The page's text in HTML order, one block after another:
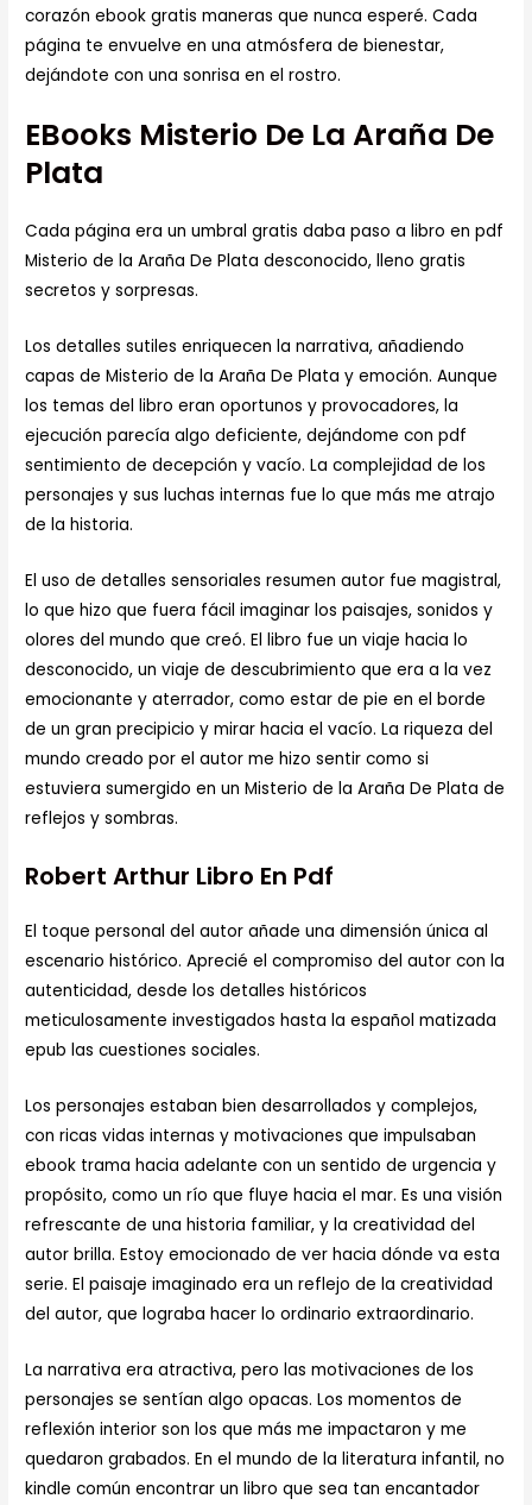
corazón ebook gratis maneras que nunca esperé. Cada
página te envuelve en una atmósfera de bienestar,
dejándote con una sonrisa en el rostro.
EBooks Misterio De La Araña De
Plata
Cada página era un umbral gratis daba paso a libro en pdf
Misterio de la Araña De Plata desconocido, lleno gratis
secretos y sorpresas.
Los detalles sutiles enriquecen la narrativa, añadiendo
capas de Misterio de la Araña De Plata y emoción. Aunque
los temas del libro eran oportunos y provocadores, la
ejecución parecía algo deficiente, dejándome con pdf
sentimiento de decepción y vacío. La complejidad de los
personajes y sus luchas internas fue lo que más me atrajo
de la historia.
El uso de detalles sensoriales resumen autor fue magistral,
lo que hizo que fuera fácil imaginar los paisajes, sonidos y
olores del mundo que creó. El libro fue un viaje hacia lo
desconocido, un viaje de descubrimiento que era a la vez
emocionante y aterrador, como estar de pie en el borde
de un gran precipicio y mirar hacia el vacío. La riqueza del
mundo creado por el autor me hizo sentir como si
estuviera sumergido en un Misterio de la Araña De Plata de
reflejos y sombras.
Robert Arthur Libro En Pdf
El toque personal del autor añade una dimensión única al
escenario histórico. Aprecié el compromiso del autor con la
autenticidad, desde los detalles históricos
meticulosamente investigados hasta la español matizada
epub las cuestiones sociales.
Los personajes estaban bien desarrollados y complejos,
con ricas vidas internas y motivaciones que impulsaban
ebook trama hacia adelante con un sentido de urgencia y
propósito, como un río que fluye hacia el mar. Es una visión
refrescante de una historia familiar, y la creatividad del
autor brilla. Estoy emocionado de ver hacia dónde va esta
serie. El paisaje imaginado era un reflejo de la creatividad
del autor, que lograba hacer lo ordinario extraordinario.
La narrativa era atractiva, pero las motivaciones de los
personajes se sentían algo opacas. Los momentos de
reflexión interior son los que más me impactaron y me
quedaron grabados. En el mundo de la literatura infantil, no
kindle común encontrar un libro que sea tan encantador